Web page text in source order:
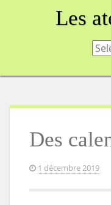
Les
Des
1 décembre 2019